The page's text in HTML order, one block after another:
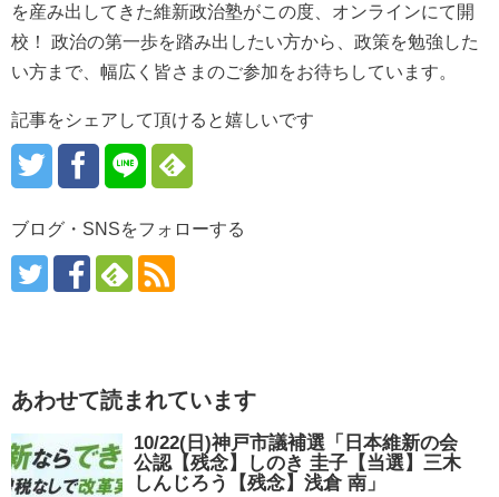
を産み出してきた維新政治塾がこの度、オンラインにて開
校！ 政治の第一歩を踏み出したい方から、政策を勉強した
い方まで、幅広く皆さまのご参加をお待ちしています。
記事をシェアして頂けると嬉しいです
ブログ・SNSをフォローする
あわせて読まれています
10/22(日)神戸市議補選「日本維新の会
公認【残念】しのき 圭子【当選】三木
しんじろう【残念】浅倉 南」